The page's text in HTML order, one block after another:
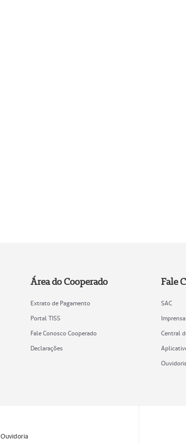
Área do Cooperado
Extrato de Pagamento
Portal TISS
Fale Conosco Cooperado
Declarações
Fale
SAC
Imprensa
Central
Ouvidoria